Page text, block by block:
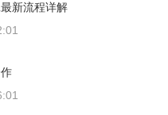
新流程详解